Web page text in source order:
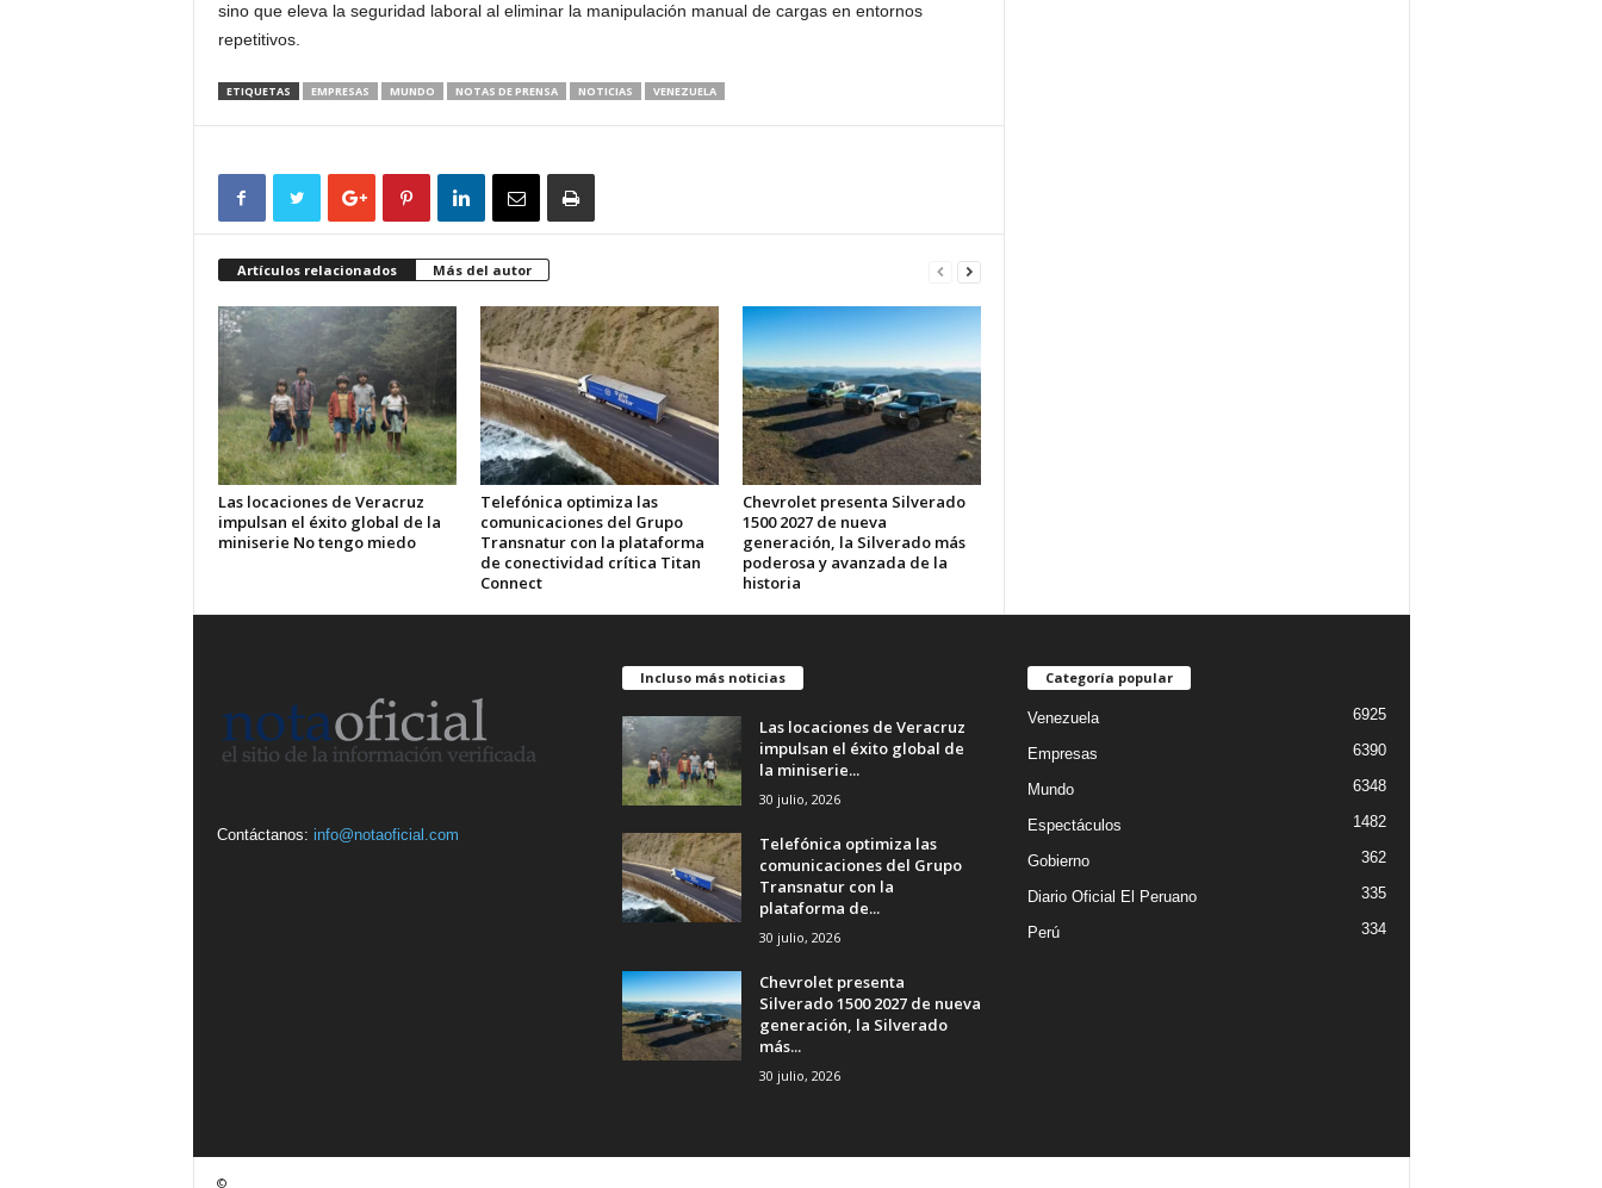
sino que eleva la seguridad laboral al eliminar la manipulación manual de cargas en entornos
repetitivos.
ETIQUETAS EMPRESAS MUNDO NOTAS DE PRENSA NOTICIAS VENEZUELA
Artículos relacionados Más del autor
Las locaciones de Veracruz
impulsan el éxito global de la
miniserie No tengo miedo
Telefónica optimiza las
comunicaciones del Grupo
Transnatur con la plataforma
de conectividad crítica Titan
Connect
Chevrolet presenta Silverado
1500 2027 de nueva
generación, la Silverado más
poderosa y avanzada de la
historia
Contáctanos: info@notaoficial.com
Incluso más noticias
Las locaciones de Veracruz
impulsan el éxito global de
la miniserie...
30 julio, 2026
Telefónica optimiza las
comunicaciones del Grupo
Transnatur con la
plataforma de...
30 julio, 2026
Chevrolet presenta
Silverado 1500 2027 de nueva
generación, la Silverado
más...
30 julio, 2026
Categoría popular
Venezuela 6925
Empresas 6390
Mundo 6348
Espectáculos 1482
Gobierno 362
Diario Oficial El Peruano 335
Perú 334
©